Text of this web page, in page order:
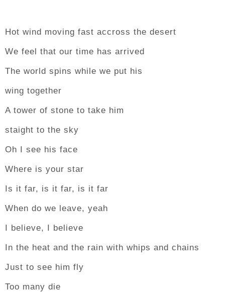
Hot wind moving fast accross the desert
We feel that our time has arrived
The world spins while we put his
wing together
A tower of stone to take him
staight to the sky
Oh I see his face
Where is your star
Is it far, is it far, is it far
When do we leave, yeah
I believe, I believe
In the heat and the rain with whips and chains
Just to see him fly
Too many die